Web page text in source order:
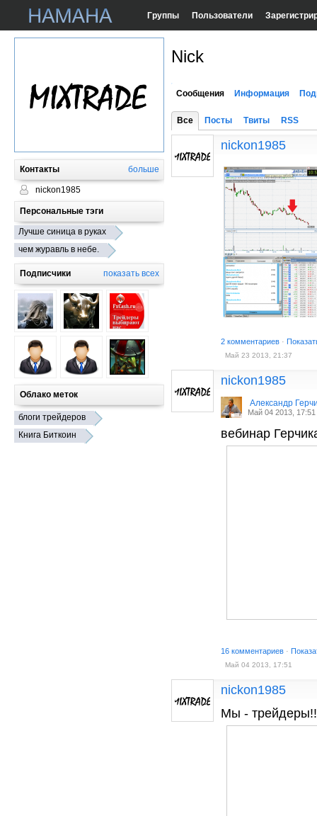
Группы Пользователи
Контакты больше
nickon1985
Персональные тэги
Лучше синица в руках
чем журавль в небе.
Подписчики показать всех
Облако меток
блоги трейдеров
Книга Биткоин
Nick
Сообщения Информация
Все Посты Твиты RSS
nickon1985
2 комментариев ·
Май 23 2013, 21:37
nickon1985
Александр
Май 04 2013, 17:51
вебинар
16 комментариев ·
Май 04 2013, 17:51
nickon1985
Мы -